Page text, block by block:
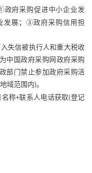
政府采购促进中小企业发
发展；③政府采购信用担
失信被执行人和重大税收
中国政府采购网政府采购
部门禁止参加政府采购活
域范围内)。
名称+联系人电话获取(登记